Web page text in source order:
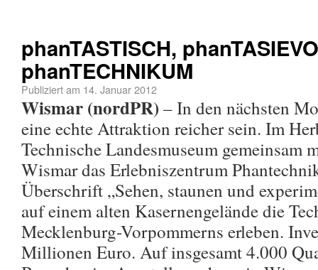
phanTASTISCH,
phanTECHNIKUM
Publiziert am 14. Januar 2012
Wismar (nordPR)– In den nächsten
eine echte Attraktion reicher sein. Im
Technische Landesmuseum gemeinsam
Wismar das Erlebniszentrum
Überschrift „Sehen, staunen und
auf einem alten Kasernengelände die
Mecklenburg-Vorpommerns erleben.
Millionen Euro. Auf insgesamt 4.000